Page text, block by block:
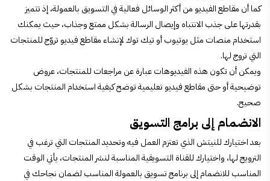
كما أن مقاطع الفيديو من أكثر الوسائل فعالية في التسويق بالعمولة، إذ تتميز
بقدرتها على جذب الانتباه وإيصال الرسالة بشكل ممتع وجذاب، حيث يمكنك
استخدام منصات مثل يوتيوب أو تيك توك لإنشاء مقاطع فيديو تروّج للمنتجات
التي تروج لها.
ويمكن أن تكون هذه الفيديوهات عبارة عن مراجعات للمنتجات، عروض
توضيحية أو حتى مقاطع فيديو تعليمية توضح كيفية استخدام المنتجات بشكل
صحيح.
الانضمام إلى برامج التسويق
بعد اختيارك للنيتش الذي تعتزم العمل فيه وتحديد المنتجات التي ترغب في
الترويج لها، واختيارك للقناة التسويقية المناسبة لنشر المنتجات، يأتي الوقت
المناسب للانضمام إلى برنامج تسويق بالعمولة المناسب لضمان نجاحك في